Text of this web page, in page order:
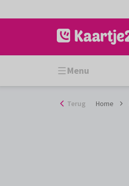
naar
Menu
Terug Home